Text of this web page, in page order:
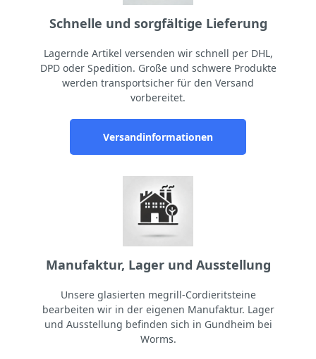
Schnelle und sorgfältige Lieferung
Lagernde Artikel versenden wir schnell per DHL,
DPD oder Spedition. Große und schwere Produkte
werden transportsicher für den Versand
vorbereitet.
Versandinformationen
Manufaktur, Lager und Ausstellung
Unsere glasierten megrill-Cordieritsteine
bearbeiten wir in der eigenen Manufaktur. Lager
und Ausstellung befinden sich in Gundheim bei
Worms.